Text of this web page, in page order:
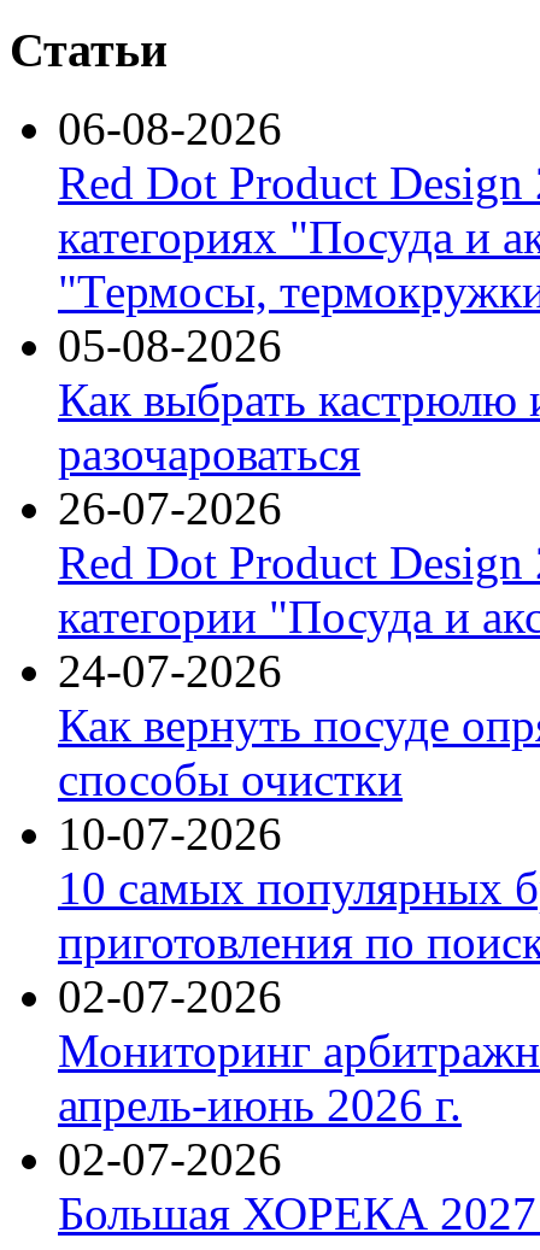
Статьи
06-08-2026
Red Dot Product Design
категориях "Посуда и
"Термосы,
05-08-2026
Как выбрать кастрюлю
разочароваться
26-07-2026
Red Dot Product Design
категории "Посуда и
24-07-2026
Как вернуть посуде
способы очистки
10-07-2026
10 самых популярных
приготовления по
02-07-2026
Мониторинг
апрель-июнь 2026 г.
02-07-2026
Большая ХОРЕКА 2027: